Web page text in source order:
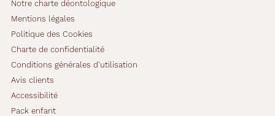
Notre charte déontologique
Mentions légales
Politique des Cookies
Charte de confidentialité
Conditions générales d'utilisation
Avis clients
Accessibilité
Pack enfant